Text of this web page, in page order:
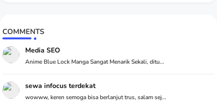
COMMENTS
Media SEO
Anime Blue Lock Manga Sangat Menarik Sekali, ditu...
sewa infocus terdekat
wowww, keren semoga bisa berlanjut trus, salam sej...